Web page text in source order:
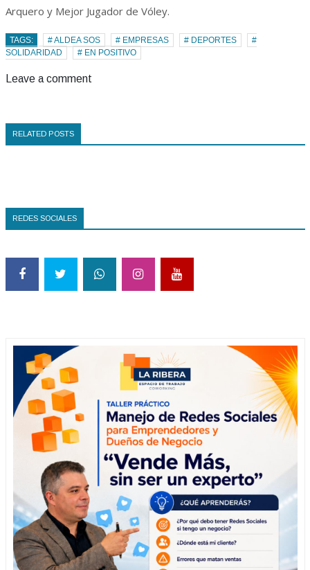
Arquero y Mejor Jugador de Vóley.
TAGS: # ALDEA SOS # EMPRESAS # DEPORTES
#
SOLIDARIDAD
# EN POSITIVO
Leave a comment
RELATED POSTS
REDES SOCIALES